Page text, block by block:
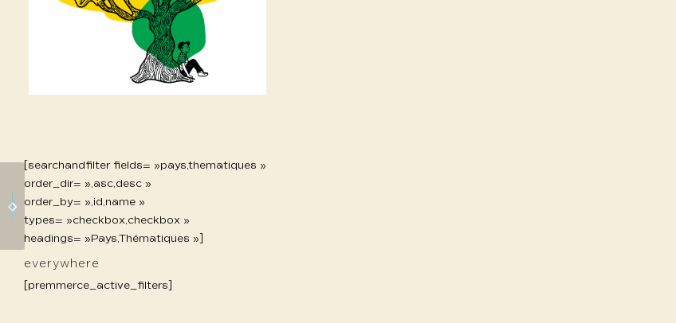
[searchandfilter fields= »pays,thematiques »
order_dir= »,asc,desc »
order_by= »,id,name »
types= »checkbox,checkbox »
headings= »Pays,Thématiques »]
everywhere
[premmerce_active_filters]
1081 Galice Laura
1085 Mountsientsie
Espoire